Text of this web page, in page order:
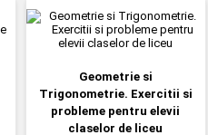
Geometrie si
Trigonometrie. Exercitii si
probleme pentru elevii
claselor de liceu